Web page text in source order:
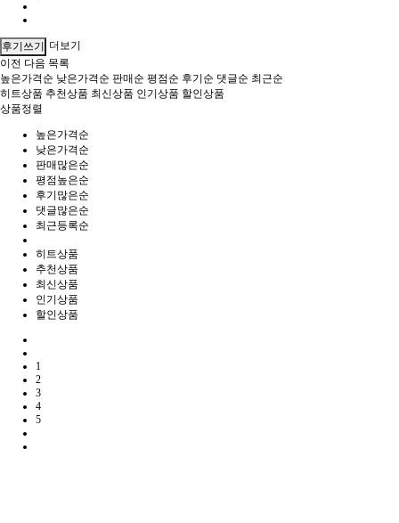
후기쓰기 더보기
이전 다음 목록
높은가격순 낮은가격순 판매순 평점순 후기순 댓글순 최근순
히트상품 추천상품 최신상품 인기상품 할인상품
상품정렬
높은가격순
낮은가격순
판매많은순
평점높은순
후기많은순
댓글많은순
최근등록순
히트상품
추천상품
최신상품
인기상품
할인상품
1
2
3
4
5